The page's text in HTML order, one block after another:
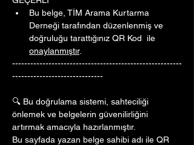
Bu belge, TİM Arama Kurtarma
Derneği tarafından düzenlenmiş ve
doğruluğu tarattığınız QR Kod  ile
onaylanmıştır.
--------------------------------------------------------
------------------------------
🔍 Bu doğrulama sistemi, sahteciliği
önlemek ve belgelerin güvenilirliğini
artırmak amacıyla hazırlanmıştır.
Bu sayfada yazan belge sahibi adı ile QR